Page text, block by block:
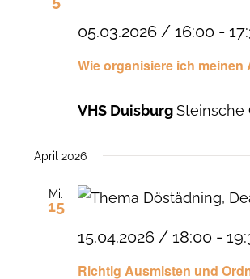
Wie organisiere ich meinen
05.03.2026 / 16:00 -
VHS DuisburgSteinsche
April 2026
Mi.
15
Richtig Ausmisten und
15.04.2026 / 18:00 -